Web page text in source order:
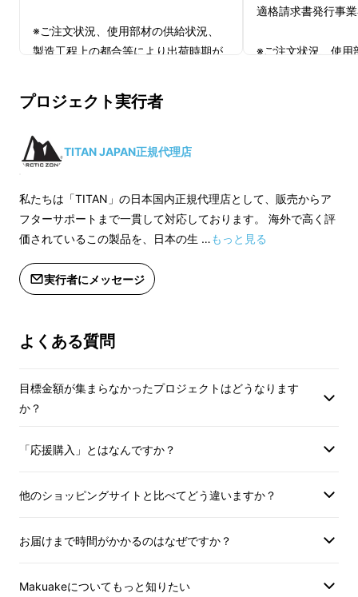
※ご注文状況、使用部材の供給状況、
製造工程上の都合等により出荷時期が
※皆様の応援購入により量産効率が向
上した場合、一般販売価格が変更にな
※発送は日本国内に限らせて頂きま
す。
※デザイン・仕様は変更になる可能性
もございます。ご了承ください。
レポートにて報告させて頂きます。
適格請求書発行事
※ご注文状況、使用
※デザイン・仕様
プロジェクト実行者
TITAN JAPAN正規代理店
私たちは「TITAN」の日本国内正規代理店として、販売からア
フターサポートまで一貫して対応しております。 海外で高く評
価されているこの製品を、日本の生 …もっと見る
実行者にメッセージ
よくある質問
目標金額が集まらなかったプロジェクトはどうなります
か？
「応援購入」とはなんですか？
他のショッピングサイトと比べてどう違いますか？
お届けまで時間がかかるのはなぜですか？
Makuakeについてもっと知りたい